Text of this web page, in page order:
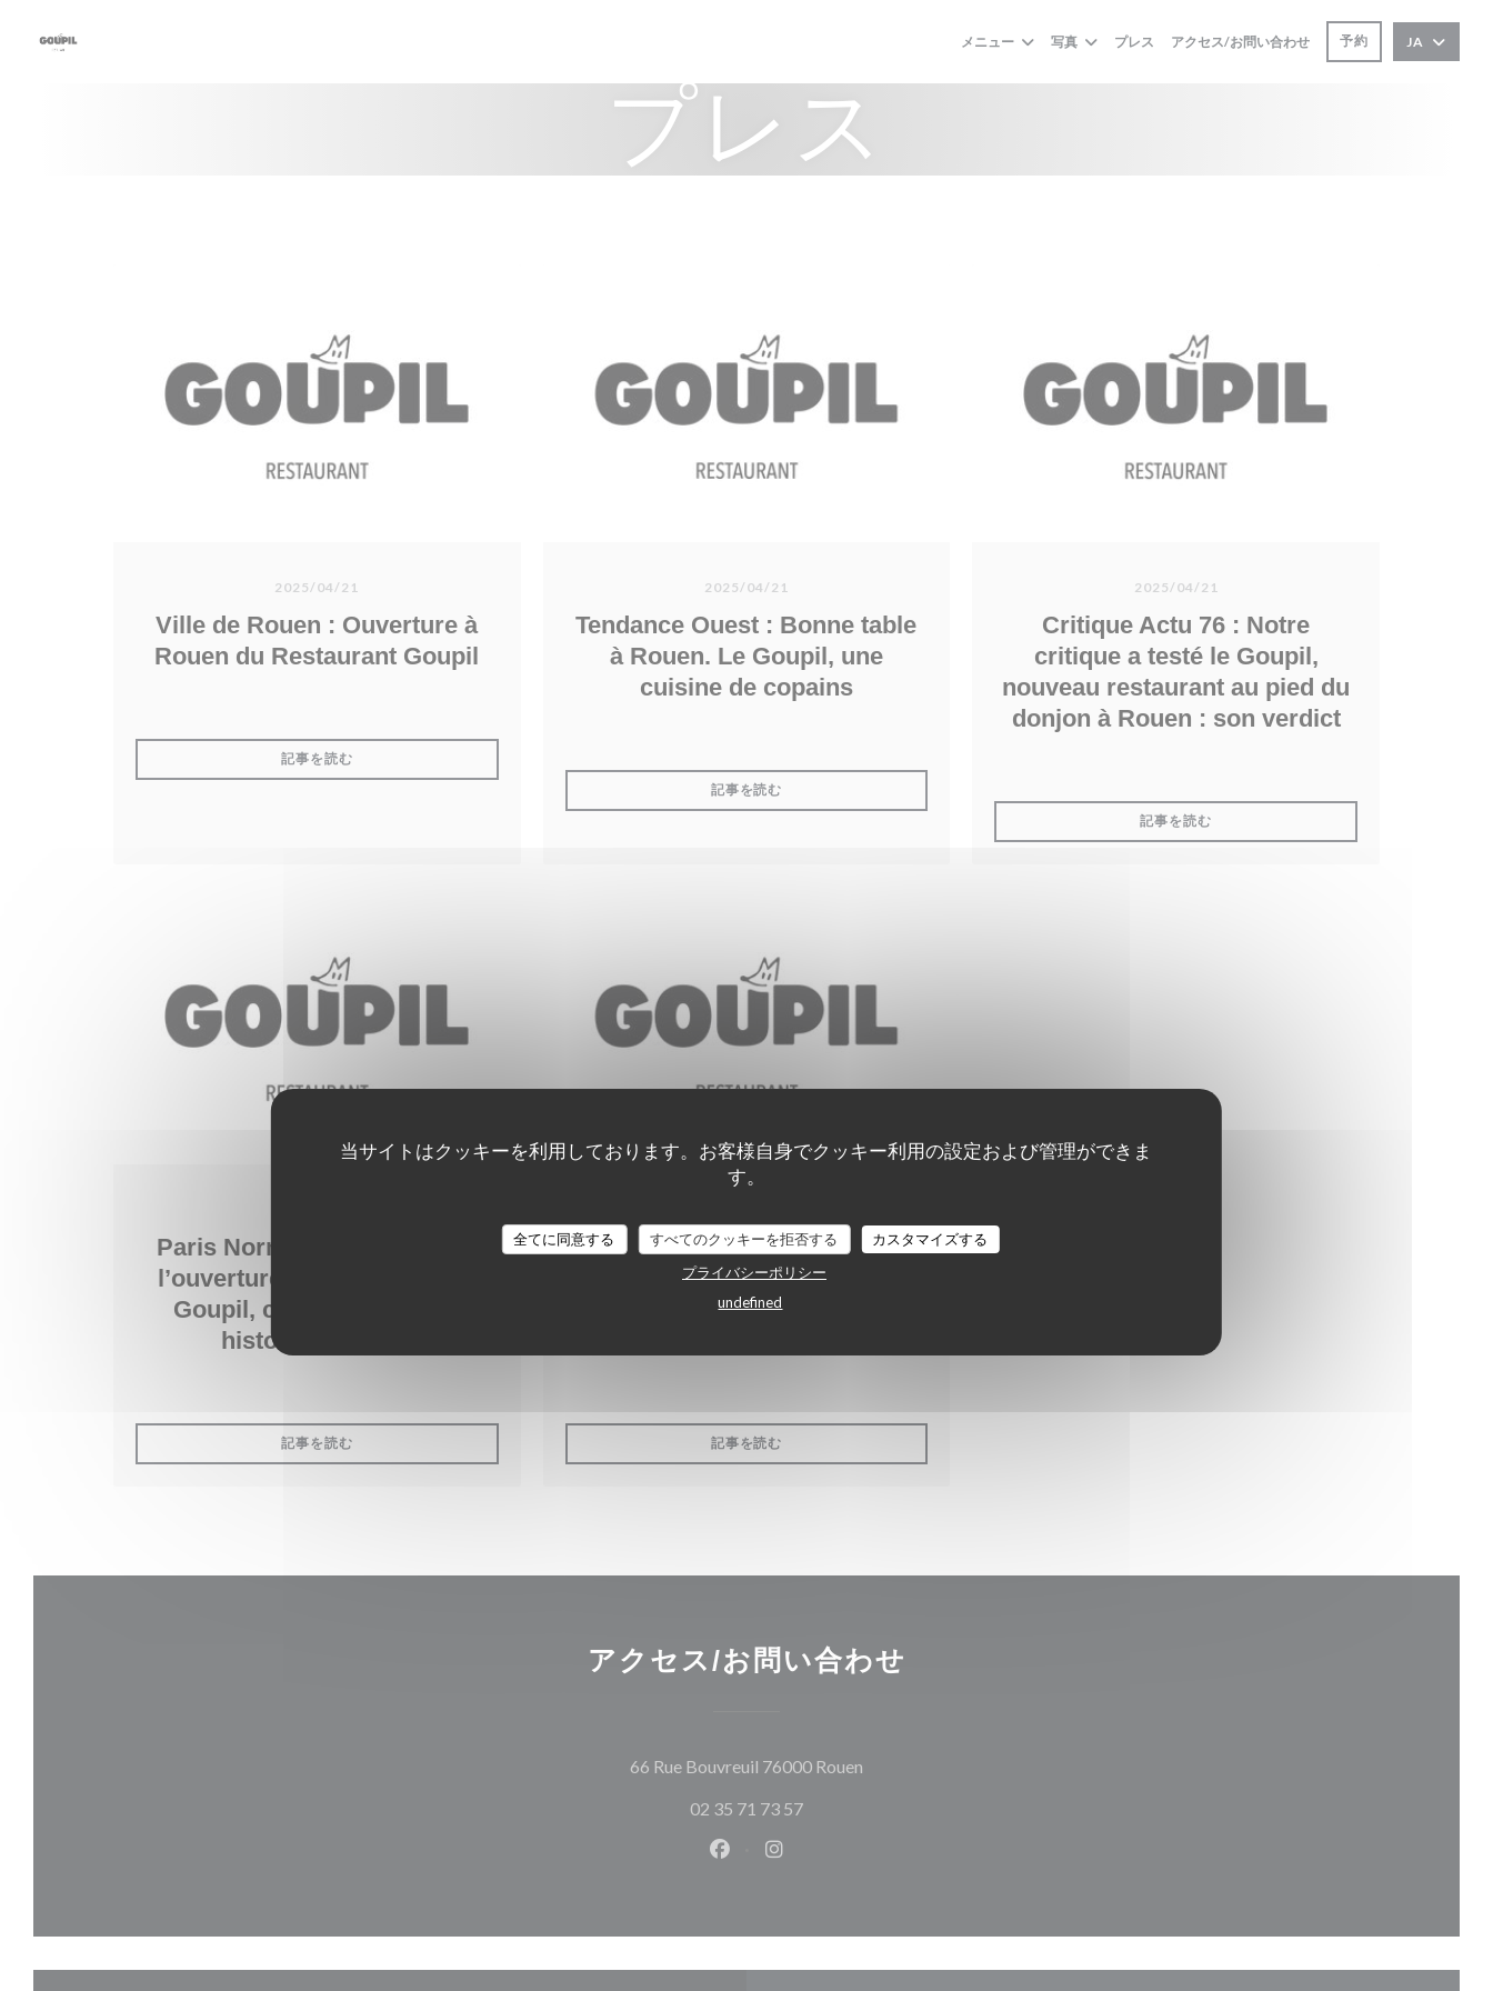
当サイトはクッキーを利用しております。お客様自身でクッキー利用の設定および管理ができま
す。
全てに同意する すべてのクッキーを拒否する
カスタマイズする
プライバシーポリシー
undefined
メニュー 写真 プレス アクセス/お問い合わせ 予約 JA
プレス
2025/04/21
Ville de Rouen : Ouverture à
Rouen du Restaurant Goupil
記事を読む((新しいウィンドウで開きます))
2025/04/21
Tendance Ouest : Bonne table
à Rouen. Le Goupil, une
cuisine de copains
記事を読む
2025/04/21
Critique Actu 76 : Notre
critique a testé le Goupil,
nouveau restaurant au pied du
donjon à Rouen : son verdict
記事を読む((新しいウィンドウで開きます))
Paris Normandie : À Rouen,
l’ouverture du restaurant Le
Goupil, c’est d’abord une
histoire d’amitié.
記事を読む((新しいウィンドウで開きます))
Actu 76 : Nouveau restaurant
à Rouen : Le Goupil, « une
affaire de potes » autour de la
記事を読む
アクセス/お問い合わせ
66 Rue Bouvreuil 76000 Rouen
02 35 71 73 57
Facebook ((新しいウィンドウで開きます))
Instagram ((新しいウィンドウで開きます))